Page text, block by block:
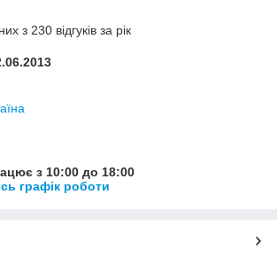
з 230 відгуків за рік
з 10:00 до 18:00
графік роботи